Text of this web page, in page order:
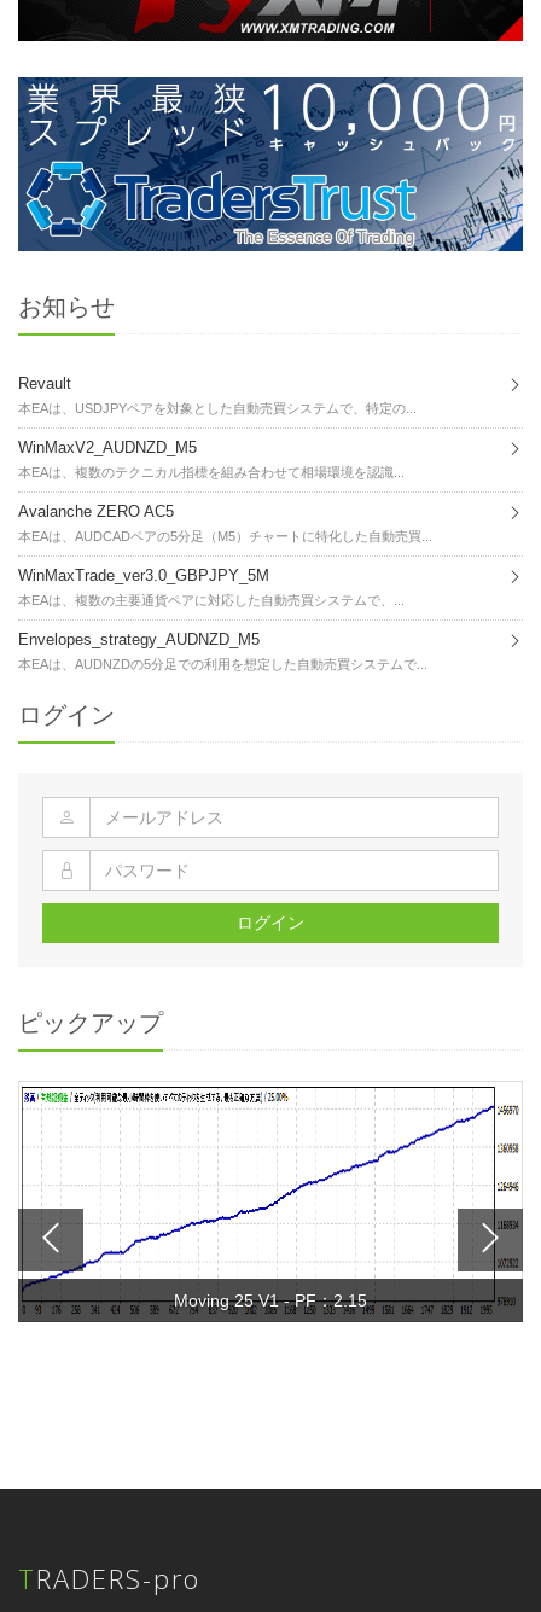
お知らせ
Revault
本EAは、USDJPYペアを対象とした自動売買システムで、特定の...
WinMaxV2_AUDNZD_M5
本EAは、複数のテクニカル指標を組み合わせて相場環境を認識...
Avalanche ZERO AC5
本EAは、AUDCADペアの5分足（M5）チャートに特化した自動売買...
WinMaxTrade_ver3.0_GBPJPY_5M
本EAは、複数の主要通貨ペアに対応した自動売買システムで、...
Envelopes_strategy_AUDNZD_M5
本EAは、AUDNZDの5分足での利用を想定した自動売買システムで...
ログイン
ログイン
ピックアップ
Moving 25 V1 - PF：2.15
TRADERS-pro